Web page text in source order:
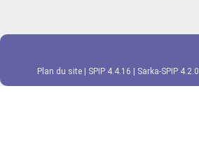
Plan du site SPIP 4.4.16 Sarka-SPIP 4.2.0